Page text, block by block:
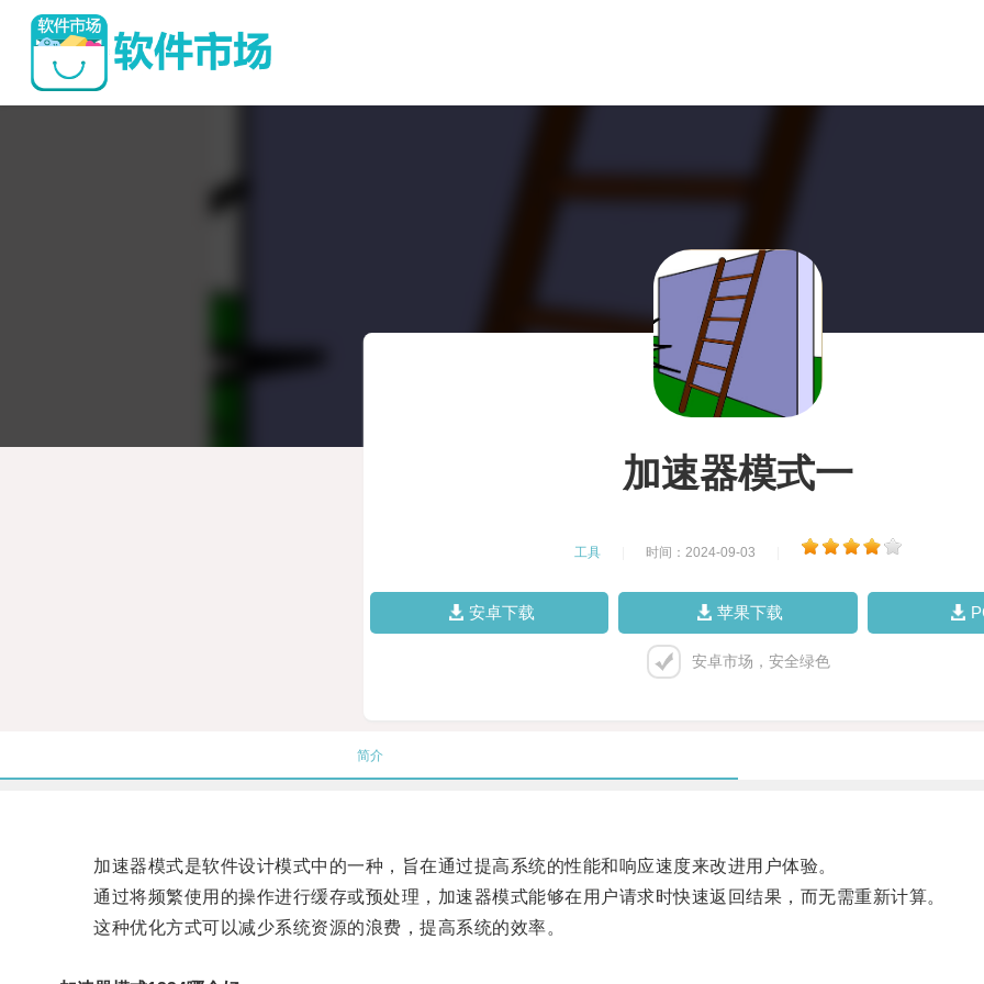
加速器模式一
工具 时间：2024-09-03
安卓下载 苹果下载
安卓市场，安全绿色
简介
加速器模式是软件设计模式中的一种，旨在通过提高系统的性能和响应速度来改进用户体验。
通过将频繁使用的操作进行缓存或预处理，加速器模式能够在用户请求时快速返回结果，而无需重新计算。
这种优化方式可以减少系统资源的浪费，提高系统的效率。